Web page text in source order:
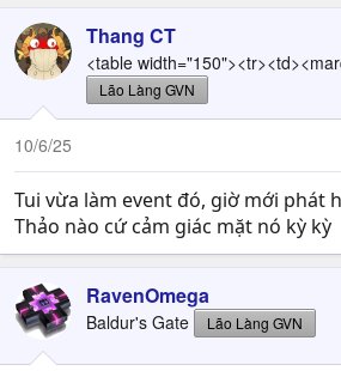
c
t
i
n
s
:
Thang CT
<table
Lão Làng GVN
10/6/25
Tui vừa làm event đó, giờ mới phát
Thảo nào cứ cảm giác mặt nó kỳ kỳ
RavenOmega
Baldur's Gate Lão Làng GVN